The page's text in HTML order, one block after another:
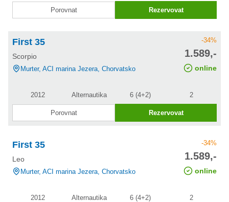
Porovnat Rezervovat
First 35
Scorpio
Murter, ACI marina Jezera, Chorvatsko
2012 Alternautika 6 (4+2) 2
cena po
slevě
-34%
1.589,-
online
Porovnat Rezervovat
First 35
Leo
Murter, ACI marina Jezera, Chorvatsko
2012 Alternautika 6 (4+2) 2
cena po
slevě
-34%
1.589,-
online